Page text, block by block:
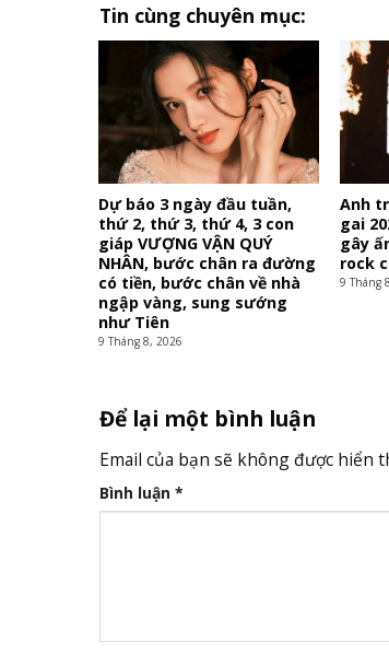
Tin cùng chuyên mục:
Dự báo 3 ngày đầu tuần,
thứ 2, thứ 3, thứ 4, 3 con
giáp VƯỢNG VẬN QUÝ
NHÂN, bước chân ra đường
có tiền, bước chân về nhà
ngập vàng, sung sướng
như Tiên
9 Tháng 8, 2026
Anh
gai
gây
rock
9 Tháng
Để lại một bình luận
Email của bạn sẽ không được hiển
Bình luận *